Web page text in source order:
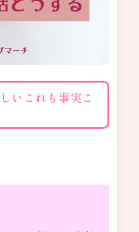
いこれも事実こ